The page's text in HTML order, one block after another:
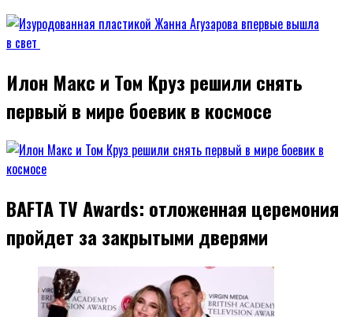
Илон Макс и Том Круз решили снять
первый в мире боевик в космосе
BAFTA TV Awards: отложенная церемония
пройдет за закрытыми дверями